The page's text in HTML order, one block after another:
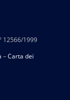
12566/1999
–Carta dei